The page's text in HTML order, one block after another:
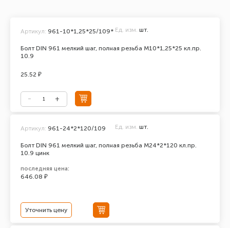
Болт DIN 961 мелкий шаг, полная резьба М10*1,25*25 кл.пр.
10.9
Артикул: 961-10*1,25*25/109* Ед. изм. шт.
25.52 ₽
Болт DIN 961 мелкий шаг, полная резьба M24*2*120 кл.пр.
10.9 цинк
Артикул: 961-24*2*120/109 Ед. изм. шт.
последняя цена:
646.08 ₽
Уточнить цену